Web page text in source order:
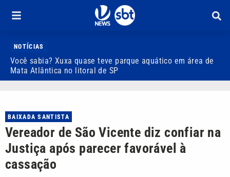
NOTÍCIAS
Você sabia? Xuxa quase teve parque aquático em área de
Mata Atlântica no litoral de SP
BAIXADA SANTISTA
Vereador de São Vicente diz confiar na
Justiça após parecer favorável à
cassação